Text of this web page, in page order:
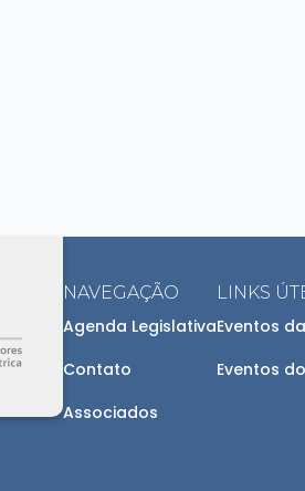
NAVEGAÇÃO
Agenda Legislativa
Contato
Associados
LINKS
Eventos
Eventos